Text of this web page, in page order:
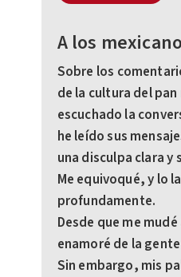
A los
Sobre los
de la cultura del
escuchado la
he leído sus
una disculpa clara y
Me equivoqué, y lo
profundamente.
Desde que me
enamoré de la
Sin embargo, mis